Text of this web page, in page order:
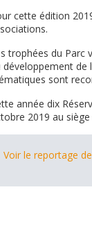
cette édition
trophées du Parc
développement de
sont
année dix
2019 au siège
Voir le reportage